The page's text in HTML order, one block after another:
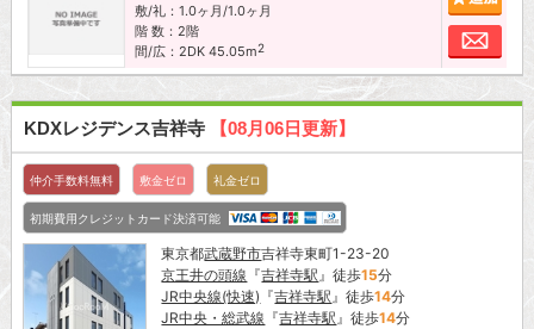
敷/礼：1.0ヶ月/1.0ヶ月
階 数：2階
間/広：2DK 45.05m2
お
KDXレジデンス吉祥寺 【08月06日更新】
仲介手数料無料 敷金ゼロ 礼金ゼロ
初期費用クレジットカード決済可能
東京都武蔵野市吉祥寺東町1-23-20
京王井の頭線 『吉祥寺駅』徒歩15分
JR中央線(快速) 『吉祥寺駅』徒歩14分
JR中央・総武線 『吉祥寺駅』徒歩14分